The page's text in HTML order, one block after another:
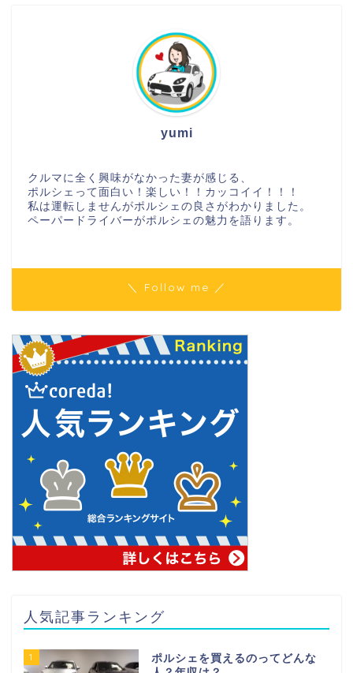
yumi
クルマに全く興味がなかった妻が感じる、
ポルシェって面白い！楽しい！！カッコイイ！！！
私は運転しませんがポルシェの良さがわかりました。
ペーパードライバーがポルシェの魅力を語ります。
＼ Follow me ／
人気記事ランキング
1
ポルシェを買えるのってどんな